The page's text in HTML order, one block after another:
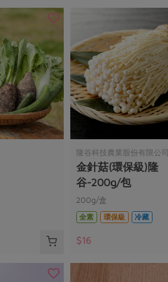
隆谷科技農業股份有限公司
金針菇(環保級)隆
谷-200g/包
200g/盒
全素
環保級 冷藏
$16